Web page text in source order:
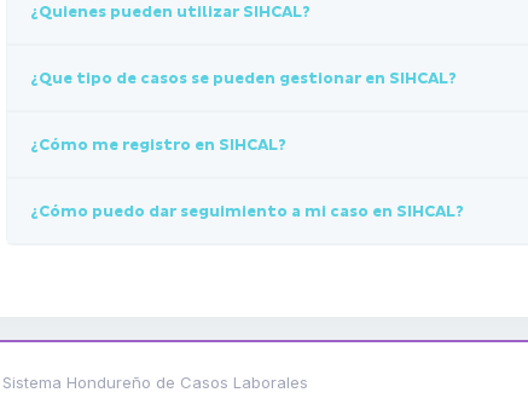
¿Quienes pueden utilizar SIHCAL?
¿Que tipo de casos se pueden gestionar en SIHCAL?
¿Cómo me registro en SIHCAL?
¿Cómo puedo dar seguimiento a mi caso en SIHCAL?
Sistema Hondureño de Casos Laborales